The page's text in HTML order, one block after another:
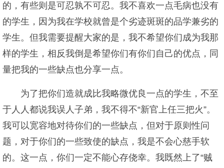
的，有些则是可忍孰不可忍。我不喜欢一点毛病也没有
的学生，因为我在学校就曾是个劣迹斑斑的品学兼劣的
学生。但我需要提醒大家的是，我不希望你们成为我那
样的学生，相反我倒是希望你们有你们自己的优点，同
量把我的一些缺点也分享一点。
为了把你们造就成比我略微优良一点的学生，不至
于人人都说我误人子弟，我不得不“新官上任三把火”。
我可以宽容地对待你们的一些缺点，但对于原则性问
题，对于你们的一些致使的缺点，我是不会心慈手软
的。这一点，你们一定不能心存侥幸。我既然上了“贼